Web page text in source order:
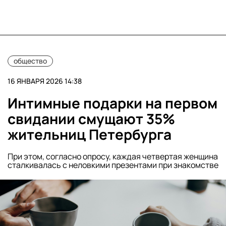
общество
16 ЯНВАРЯ 2026 14:38
Интимные подарки на первом
свидании смущают 35%
жительниц Петербурга
При этом, согласно опросу, каждая четвертая женщина
сталкивалась с неловкими презентами при знакомстве